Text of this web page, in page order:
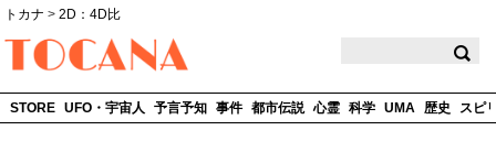
トカナ > 2D：4D比
STORE UFO・宇宙人 予言予知 事件 都市伝説 心霊 科学 UMA 歴史 スピ